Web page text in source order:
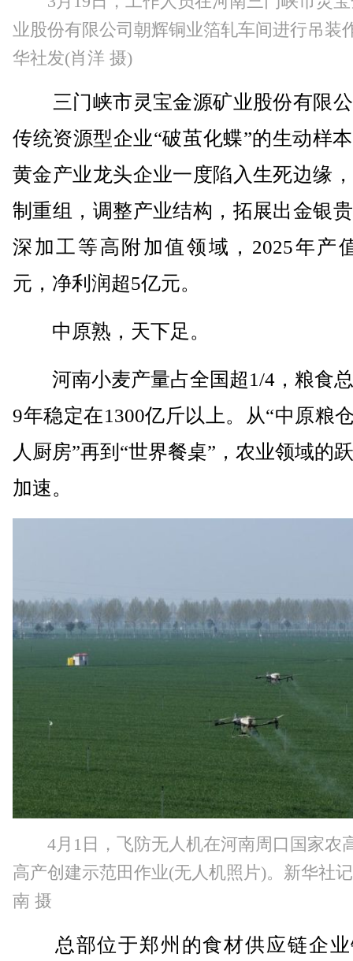
业股份有限公司朝辉铜业箔轧车间进行吊装
华社发(肖洋 摄)
三门峡市灵宝金源矿业股份有限
传统资源型企业“破茧化蝶”的生动样
黄金产业龙头企业一度陷入生死边缘
制重组，调整产业结构，拓展出金银
深加工等高附加值领域，2025年产
元，净利润超5亿元。
中原熟，天下足。
河南小麦产量占全国超1/4，粮食
9年稳定在1300亿斤以上。从“中原粮
人厨房”再到“世界餐桌”，农业领域的
加速。
4月1日，飞防无人机在河南周口国家农
高产创建示范田作业(无人机照片)。新华社
南 摄
总部位于郑州的食材供应链企业